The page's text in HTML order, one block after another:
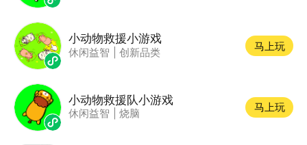
小动物救援小游戏
休闲益智 创新品类
马上玩
小动物救援队小游戏
休闲益智 烧脑
马上玩